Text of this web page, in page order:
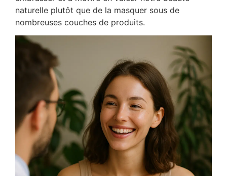
naturelle plutôt que de la masquer sous de
nombreuses couches de produits.